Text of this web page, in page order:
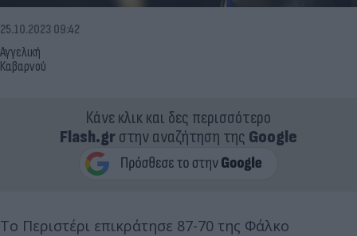
Αγγελική
Καβαρνού
25.10.2023 09:42
Κάνε κλικ και δες περισσότερο
Flash.grστην αναζήτηση της Google
Το Περιστέρι επικράτησε 87-70 της Φάλκο